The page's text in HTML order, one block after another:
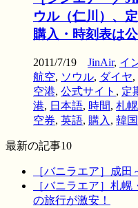
ウル（仁川）、
購入・時刻表は
2011/7/19 JinAir, イ
航空, ソウル, ダイヤ,
空港, 公式サイト , 定
港, 日本語, 時間, 札幌
空券, 英語, 購入 , 韓国
最新の記事10
［バニラエア］成
［バニラエア］札
の旅行が激安！